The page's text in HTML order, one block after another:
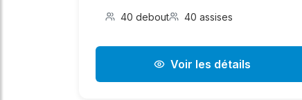
40 debout 40 assises
Voir les détails